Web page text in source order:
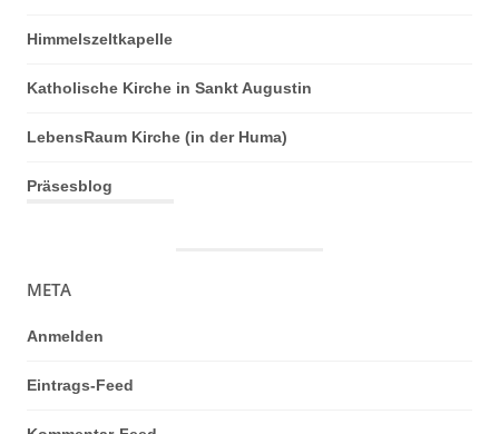
Himmelszeltkapelle
Katholische Kirche in Sankt Augustin
LebensRaum Kirche (in der Huma)
Präsesblog
META
Anmelden
Eintrags-Feed